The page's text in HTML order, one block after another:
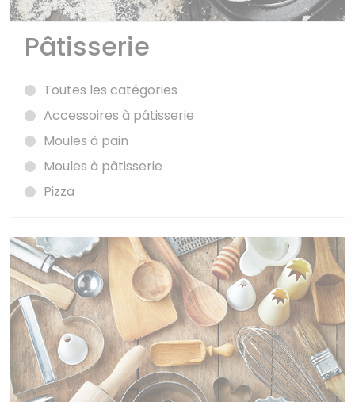
Pâtisserie
Toutes les catégories
Accessoires à pâtisserie
Moules à pain
Moules à pâtisserie
Pizza